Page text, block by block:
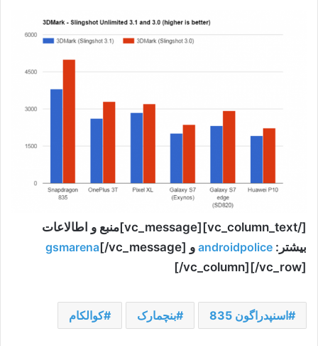
[/vc_column_text][vc_message]منبع و اطالاعات
بیشتر: androidpolice و gsmarena[/vc_message]
[/vc_column][/vc_row]
اسنپدراگون 835 بنچمارک کوالکام